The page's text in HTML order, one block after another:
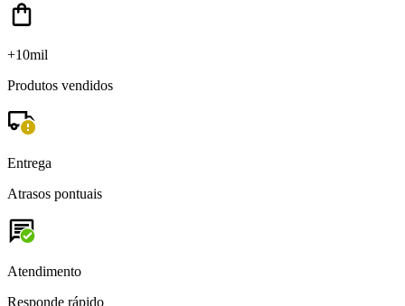
+10mil
Produtos vendidos
Entrega
Atrasos pontuais
Atendimento
Responde rápido